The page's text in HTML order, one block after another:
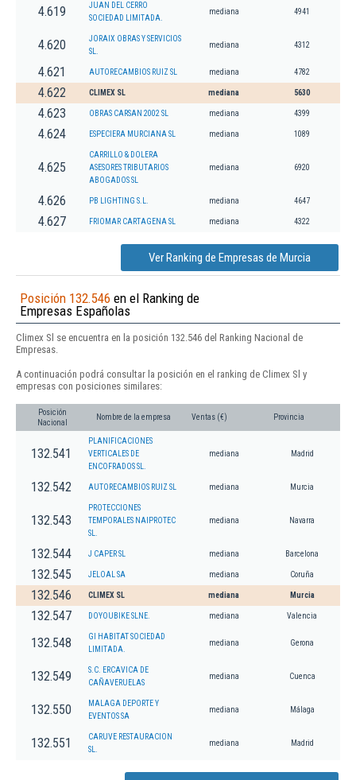
4.619
JUAN DEL CERRO
SOCIEDAD LIMITADA.
mediana 4941
4.620
JORAIX OBRAS Y SERVICIOS
SL.
mediana 4312
4.621 AUTORECAMBIOS RUIZ SL mediana 4782
4.622 CLIMEX SL mediana 5630
4.623 OBRAS CARSAN 2002 SL mediana 4399
4.624 ESPECIERA MURCIANA SL mediana 1089
4.625
CARRILLO & DOLERA
ASESORES TRIBUTARIOS
ABOGADOS SL
mediana 6920
4.626 PB LIGHTING S.L. mediana 4647
4.627 FRIOMAR CARTAGENA SL mediana 4322
Ver Ranking de Empresas de Murcia
Posición 132.546 en el Ranking de
Empresas Españolas
Climex Sl se encuentra en la posición 132.546 del Ranking Nacional de
Empresas.
A continuación podrá consultar la posición en el ranking de Climex Sl y
empresas con posiciones similares:
Posición
Nacional
Nombre de la empresa Ventas (€) Provincia
132.541
PLANIFICACIONES
VERTICALES DE
ENCOFRADOS SL.
mediana Madrid
132.542 AUTORECAMBIOS RUIZ SL mediana Murcia
132.543
PROTECCIONES
TEMPORALES NAIPROTEC
SL.
mediana Navarra
132.544 J CAPER SL mediana Barcelona
132.545 JELOAL SA mediana Coruña
132.546 CLIMEX SL mediana Murcia
132.547 DOYOUBIKE SLNE. mediana Valencia
132.548
GI HABITAT SOCIEDAD
LIMITADA.
mediana Gerona
132.549
S.C. ERCAVICA DE
CAÑAVERUELAS
mediana Cuenca
132.550
MALAGA DEPORTE Y
EVENTOS SA
mediana Málaga
132.551
CARUVE RESTAURACION
SL.
mediana Madrid